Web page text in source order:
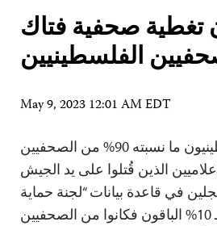
تغطية صحفية فتاك
الفلسطينيين
May 9, 2023 12:01 AM EDT
يشكل الفلسطينيون ما نسبته 90% من الصحفيين
الذين قُتلوا على يد الجيش
في قاعدة بيانات “لجنة حماية
الصحفيين”. (أما الـ 10% الباقون فكانوا من الصحفيين